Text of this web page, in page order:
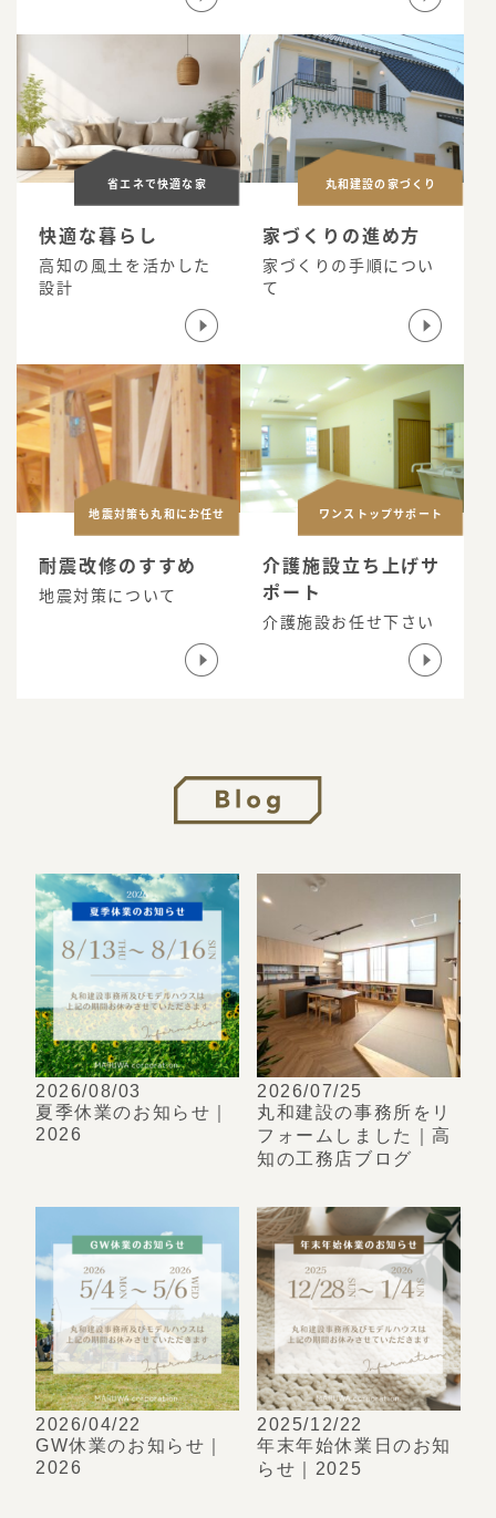
省エネで快適な家
快適な暮らし
高知の風土を活かした
設計
丸和建設の家づくり
家づくりの進め方
家づくりの手順につい
て
地震対策も丸和にお任せ
耐震改修のすすめ
地震対策について
ワンストップサポート
介護施設立ち上げサ
ポート
介護施設お任せ下さい
2026/08/03
夏季休業のお知らせ｜
2026
2026/07/25
丸和建設の事務所をリ
フォームしました｜高
知の工務店ブログ
2026/04/22
GW休業のお知らせ｜
2026
2025/12/22
年末年始休業日のお知
らせ｜2025